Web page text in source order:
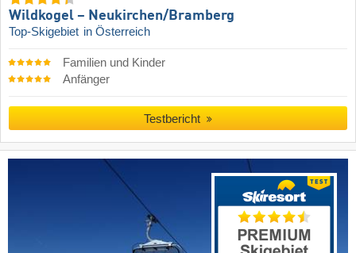
Wildkogel – Neukirchen/​Bramberg
Top-Skigebiet in Österreich
Familien und Kinder
Anfänger
Testbericht